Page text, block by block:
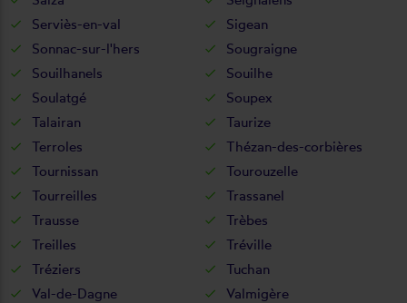
Serviès-en-val
Sigean
Sonnac-sur-l'hers
Sougraigne
Souilhanels
Souilhe
Soulatgé
Soupex
Talairan
Taurize
Terroles
Thézan-des-corbières
Tournissan
Tourouzelle
Tourreilles
Trassanel
Trausse
Trèbes
Treilles
Tréville
Tréziers
Tuchan
Val-de-Dagne
Valmigère